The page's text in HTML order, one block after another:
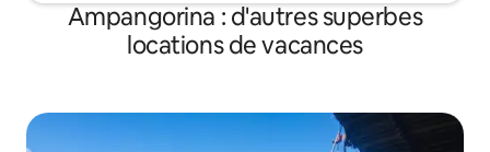
Ampangorina : d'autres superbes
locations de vacances